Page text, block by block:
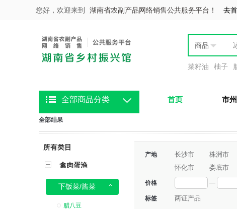
您好，欢迎来到 湖南省农副产品网络销售公共服务平台！ 去
商品
菜籽油 柚子
全部商品分类 首页 市
全部结果
所有类目
禽肉蛋渔
下饭菜/酱菜
腊八豆
产地 长沙市 株洲市
怀化市
娄底市
价格 —
标签 两证产品